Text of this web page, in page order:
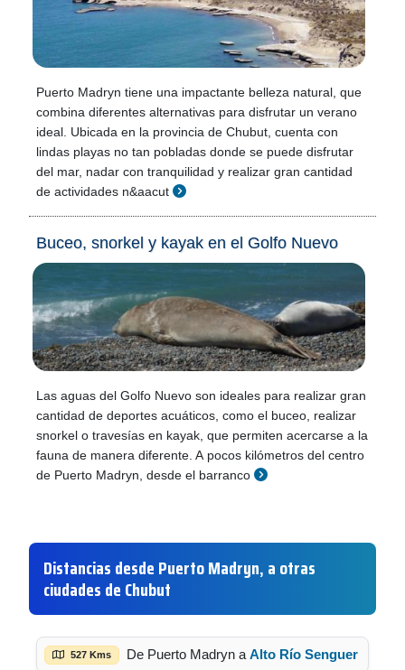
Puerto Madryn tiene una impactante belleza natural, que
combina diferentes alternativas para disfrutar un verano
ideal. Ubicada en la provincia de Chubut, cuenta con
lindas playas no tan pobladas donde se puede disfrutar
del mar, nadar con tranquilidad y realizar gran cantidad
de actividades n&aacut
Buceo, snorkel y kayak en el Golfo Nuevo
Las aguas del Golfo Nuevo son ideales para realizar gran
cantidad de deportes acuáticos, como el buceo, realizar
snorkel o travesías en kayak, que permiten acercarse a la
fauna de manera diferente. A pocos kilómetros del centro
de Puerto Madryn, desde el barranco
Distancias desde Puerto Madryn, a otras
ciudades de Chubut
527 Kms De Puerto Madryn a Alto Río Senguer